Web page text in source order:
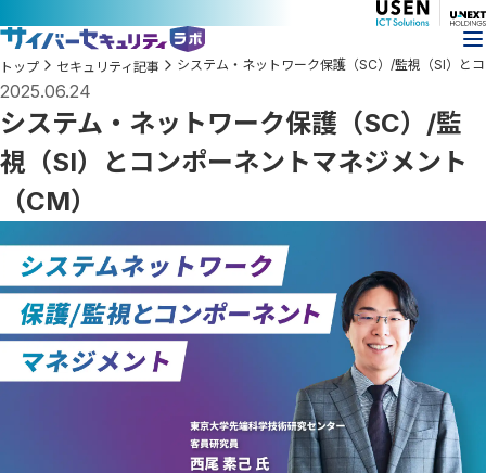
トップ セキュリティ記事 システム・ネットワーク保護（SC）/監視（SI）と
2025.06.24
システム・ネットワーク保護（SC）/監
視（SI）とコンポーネントマネジメント
（CM）